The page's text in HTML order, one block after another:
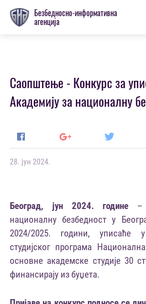
Пребаци
Безбедносно-информативна
агенција
Саопштење - Конкурс за
Академију за националну
28. јун 2024.
Београд, јун 2024. године –
националну безбедност у
2024/2025. години, уписаће
студијског програма
основне академске студије 30
финансирају из буџета.